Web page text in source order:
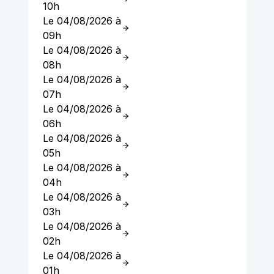
10h
Le 04/08/2026 à
09h
Le 04/08/2026 à
08h
Le 04/08/2026 à
07h
Le 04/08/2026 à
06h
Le 04/08/2026 à
05h
Le 04/08/2026 à
04h
Le 04/08/2026 à
03h
Le 04/08/2026 à
02h
Le 04/08/2026 à
01h